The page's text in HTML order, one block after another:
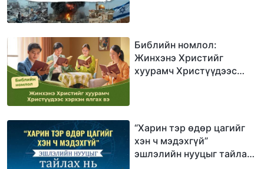
Библийн номлол:
Жинхэнэ Христийг
хуурамч Христүүдээс
“Харин тэр өдөр цагийг
хэн ч мэдэхгүй”
эшлэлийн нууцыг тайлах